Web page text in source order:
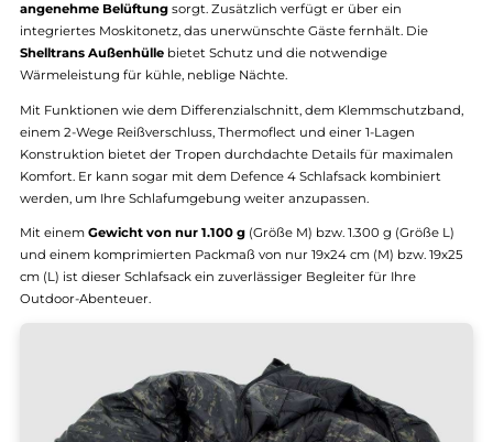
Tropen
Der Carinthia Tropen Sommer-Schlafsack ist die ideale Wahl für
Abenteurer, dieleichten und kompakten Schlafkomfort
Dieser Schlafsack beeindruckt mit seinem extrem kleinen
Der Tropen ist perfekt für feucht-heiße Tropennächte geeignet,
seinerausgezeichneten Dampfdurchlässigkeit,die für eine